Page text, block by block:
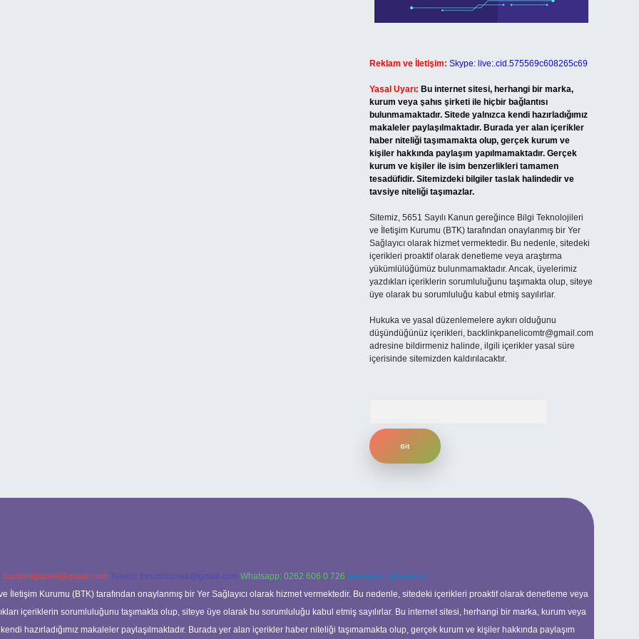
Reklam ve İletişim: Skype: live:.cid.575569c608265c69
Yasal Uyarı: Bu internet sitesi, herhangi bir marka,
kurum veya şahıs şirketi ile hiçbir bağlantısı
bulunmamaktadır. Sitede yalnızca kendi hazırladığımız
makaleler paylaşılmaktadır. Burada yer alan içerikler
haber niteliği taşımamakta olup, gerçek kurum ve
kişiler hakkında paylaşım yapılmamaktadır. Gerçek
kurum ve kişiler ile isim benzerlikleri tamamen
tesadüfidir. Sitemizdeki bilgiler taslak halindedir ve
tavsiye niteliği taşımazlar.
Sitemiz, 5651 Sayılı Kanun gereğince Bilgi Teknolojileri
ve İletişim Kurumu (BTK) tarafından onaylanmış bir Yer
Sağlayıcı olarak hizmet vermektedir. Bu nedenle, sitedeki
içerikleri proaktif olarak denetleme veya araştırma
yükümlülüğümüz bulunmamaktadır. Ancak, üyelerimiz
yazdıkları içeriklerin sorumluluğunu taşımakta olup, siteye
üye olarak bu sorumluluğu kabul etmiş sayılırlar.
Hukuka ve yasal düzenlemelere aykırı olduğunu
düşündüğünüz içerikleri, backlinkpanelicomtr@gmail.com
adresine bildirmeniz halinde, ilgili içerikler yasal süre
içerisinde sitemizden kaldırılacaktır.
backlinkpaneli@gmail.com Teams: forumhizmeti@gmail.com Whatsapp: 0262 606 0 726 Telegram: @karabul
İletişim Kurumu (BTK) tarafından onaylanmış bir Yer Sağlayıcı olarak hizmet vermektedir. Bu nedenle, sitedeki içerikleri proaktif olarak denetleme veya
içeriklerin sorumluluğunu taşımakta olup, siteye üye olarak bu sorumluluğu kabul etmiş sayılırlar. Bu internet sitesi, herhangi bir marka, kurum veya
hazırladığımız makaleler paylaşılmaktadır. Burada yer alan içerikler haber niteliği taşımamakta olup, gerçek kurum ve kişiler hakkında paylaşım